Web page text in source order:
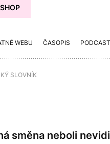
WEBU ČASOPIS PODCAST
SLOVNÍK
směna neboli